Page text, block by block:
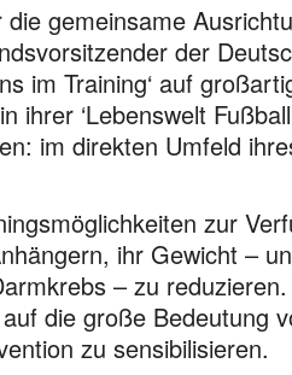
gemeinsame
der
im Training‘ auf
‘Lebenswelt
im direkten Umfeld
zur
ihr Gewicht –
– zu
die große Bedeutung
zu sensibilisieren.